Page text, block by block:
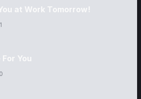
at Work Tomorrow!
For You